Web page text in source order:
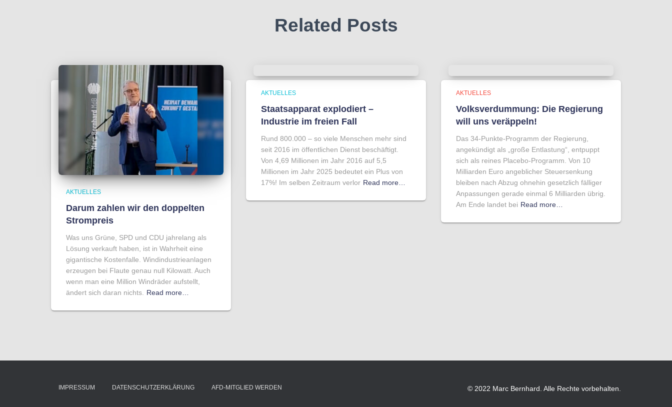
Related Posts
AKTUELLES
Darum zahlen wir den doppelten
Strompreis
Was uns Grüne, SPD und CDU jahrelang als
Lösung verkauft haben, ist in Wahrheit eine
gigantische Kostenfalle. Windindustrieanlagen
erzeugen bei Flaute genau null Kilowatt. Auch
wenn man eine Million Windräder aufstellt,
ändert sich daran nichts.
Read more…
AKTUELLES
Staatsapparat explodiert –
Industrie im freien Fall
Rund 800.000 – so viele Menschen mehr sind
seit 2016 im öffentlichen Dienst beschäftigt.
Von 4,69 Millionen im Jahr 2016 auf 5,5
Millionen im Jahr 2025 bedeutet ein Plus von
17%! Im selben Zeitraum verlor Read more…
AKTUELLES
Volksverdummung: Die Regierung
will uns veräppeln!
Das 34-Punkte-Programm der Regierung,
angekündigt als „große Entlastung“, entpuppt
sich als reines Placebo-Programm. Von 10
Milliarden Euro angeblicher Steuersenkung
bleiben nach Abzug ohnehin gesetzlich fälliger
Anpassungen gerade einmal 6 Milliarden übrig.
Am Ende landet bei Read more…
IMPRESSUM DATENSCHUTZERKLÄRUNG AFD-MITGLIED WERDEN © 2022 Marc Bernhard. Alle Rechte vorbehalten.